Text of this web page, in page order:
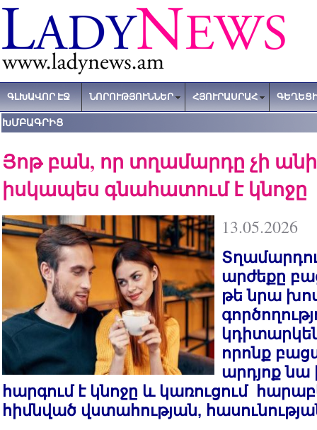
ԳԼԽԱՎՈՐ ԷՋ ՆՈՐՈՒԹՅՈՒՆՆԵՐ ՀՅՈՒՐԱՍՐԱՀ
ԽՄԲԱԳՐԻՑ
Յոթ բան, որ տղամարդը չի
իսկապես գնահատում է կնոջը
13.05.2026
արժեքը
թե նրա
որոնք
արդյոք նա
հարգում է կնոջը և կառուցում
հիմնված վստահության,